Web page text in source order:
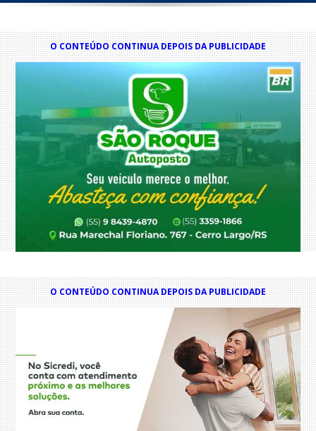
O CONTEÚDO CONTINUA DEPOIS DA PUBLICIDADE
O CONTEÚDO CONTINUA DEPOIS DA PUBLICIDADE